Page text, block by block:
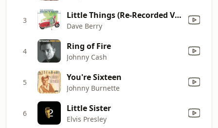
3 Little Things (Re-Recorded Version)
Dave Berry
4 Ring of Fire
Johnny Cash
5 You're Sixteen
Johnny Burnette
6 Little Sister
Elvis Presley